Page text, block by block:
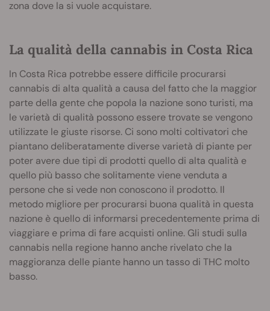
zona dove la si vuole acquistare.
La qualità della cannabis in Costa Rica
In Costa Rica potrebbe essere difficile procurarsi
cannabis di alta qualità a causa del fatto che la maggior
parte della gente che popola la nazione sono turisti, ma
le varietà di qualità possono essere trovate se vengono
utilizzate le giuste risorse. Ci sono molti coltivatori che
piantano deliberatamente diverse varietà di piante per
poter avere due tipi di prodotti quello di alta qualità e
quello più basso che solitamente viene venduta a
persone che si vede non conoscono il prodotto. Il
metodo migliore per procurarsi buona qualità in questa
nazione è quello di informarsi precedentemente prima di
viaggiare e prima di fare acquisti online. Gli studi sulla
cannabis nella regione hanno anche rivelato che la
maggioranza delle piante hanno un tasso di THC molto
basso.